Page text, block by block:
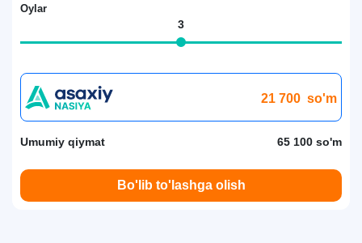
Oylar
3
21 700 so'm
Umumiy qiymat 65 100 so'm
Bo'lib to'lashga olish